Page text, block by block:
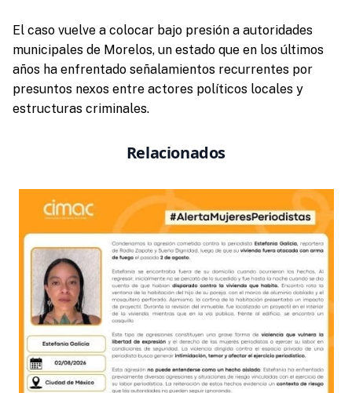
El caso vuelve a colocar bajo presión a autoridades
municipales de Morelos, un estado que en los últimos
años ha enfrentado señalamientos recurrentes por
presuntos nexos entre actores políticos locales y
estructuras criminales.
Relacionados